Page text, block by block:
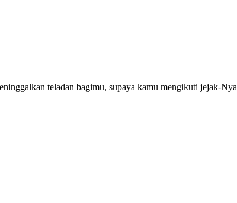
teladan bagimu, supaya kamu mengikuti jejak-Nya